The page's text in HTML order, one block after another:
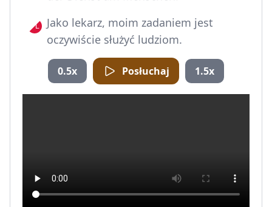
Jako lekarz, moim zadaniem jest
oczywiście służyć ludziom.
0.5x Posłuchaj 1.5x